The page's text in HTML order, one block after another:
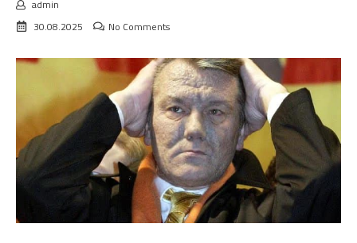
admin
30.08.2025
No Comments